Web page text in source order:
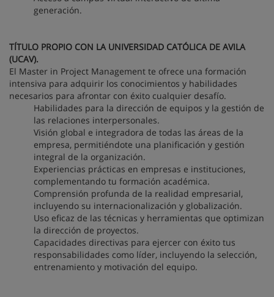
generación.
TÍTULO PROPIO CON LA UNIVERSIDAD CATÓLICA DE AVILA
(UCAV).
El Master in Project Management te ofrece una formación
intensiva para adquirir los conocimientos y habilidades
necesarios para afrontar con éxito cualquier desafío.
Habilidades para la dirección de equipos y la gestión de
las relaciones interpersonales.
Visión global e integradora de todas las áreas de la
empresa, permitiéndote una planificación y gestión
integral de la organización.
Experiencias prácticas en empresas e instituciones,
complementando tu formación académica.
Comprensión profunda de la realidad empresarial,
incluyendo su internacionalización y globalización.
Uso eficaz de las técnicas y herramientas que optimizan
la dirección de proyectos.
Capacidades directivas para ejercer con éxito tus
responsabilidades como líder, incluyendo la selección,
entrenamiento y motivación del equipo.